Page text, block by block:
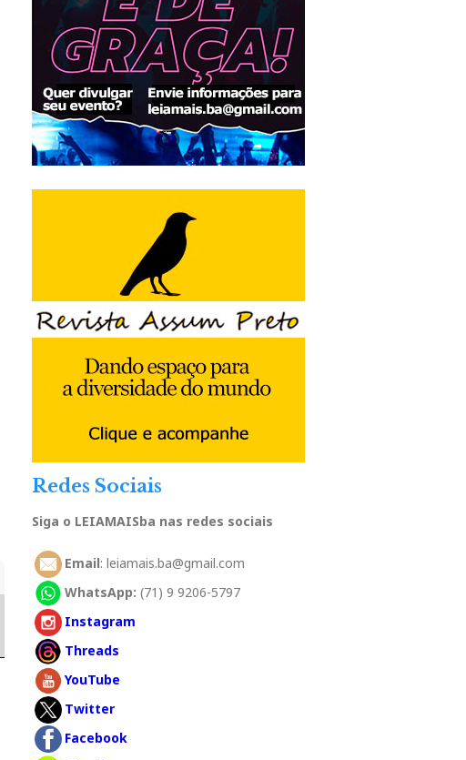
Redes Sociais
Siga o LEIAMAISba nas redes sociais
Email: leiamais.ba@gmail.com
WhatsApp: (71) 9 9206-5797
Instagram
Threads
YouTube
Twitter
Facebook